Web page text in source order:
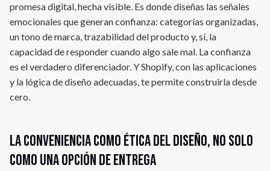
promesa digital, hecha visible. Es donde diseñas las señales
emocionales que generan confianza: categorías organizadas,
un tono de marca, trazabilidad del producto y, sí, la
capacidad de responder cuando algo sale mal. La confianza
es el verdadero diferenciador. Y Shopify, con las aplicaciones
y la lógica de diseño adecuadas, te permite construirla desde
cero.
La conveniencia como ética del diseño, no solo
como una opción de entrega